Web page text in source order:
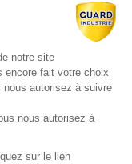
notre site
encore fait votre choix
autorisez à suivre
nous autorisez à
sur le lien